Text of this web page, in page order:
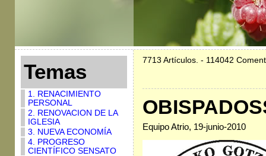
Temas
1. RENACIMIENTO
PERSONAL
2. RENOVACION DE LA
IGLESIA
3. NUEVA ECONOMÍA
4. PROGRESO
CIENTÍFICO SENSATO
7713 Artículos. - 114042
Equipo Atrio, 19-junio-2010